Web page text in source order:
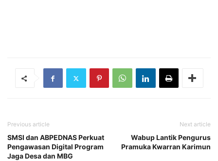
Previous article
SMSI dan ABPEDNAS Perkuat
Pengawasan Digital Program
Jaga Desa dan MBG
Next article
Wabup Lantik Pengurus
Pramuka Kwarran Karimun